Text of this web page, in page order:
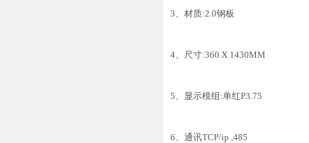
3、材质:2.0钢板
4、尺寸:360 X 1430MM
5、显示模组:单红P3.75
6、通讯TCP/ip ,485